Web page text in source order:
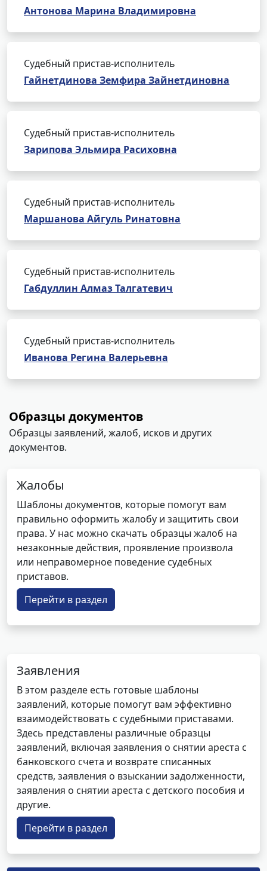
Антонова Марина Владимировна
Судебный пристав-исполнитель
Гайнетдинова Земфира Зайнетдиновна
Судебный пристав-исполнитель
Зарипова Эльмира Расиховна
Судебный пристав-исполнитель
Маршанова Айгуль Ринатовна
Судебный пристав-исполнитель
Габдуллин Алмаз Талгатевич
Судебный пристав-исполнитель
Иванова Регина Валерьевна
Образцы документов
Образцы заявлений, жалоб, исков и других
документов.
Жалобы
Шаблоны документов, которые помогут вам
правильно оформить жалобу и защитить свои
права. У нас можно скачать образцы жалоб на
незаконные действия, проявление произвола
или неправомерное поведение судебных
приставов.
Перейти в раздел
Заявления
В этом разделе есть готовые шаблоны
заявлений, которые помогут вам эффективно
взаимодействовать с судебными приставами.
Здесь представлены различные образцы
заявлений, включая заявления о снятии ареста с
банковского счета и возврате списанных
средств, заявления о взыскании задолженности,
заявления о снятии ареста с детского пособия и
другие.
Перейти в раздел